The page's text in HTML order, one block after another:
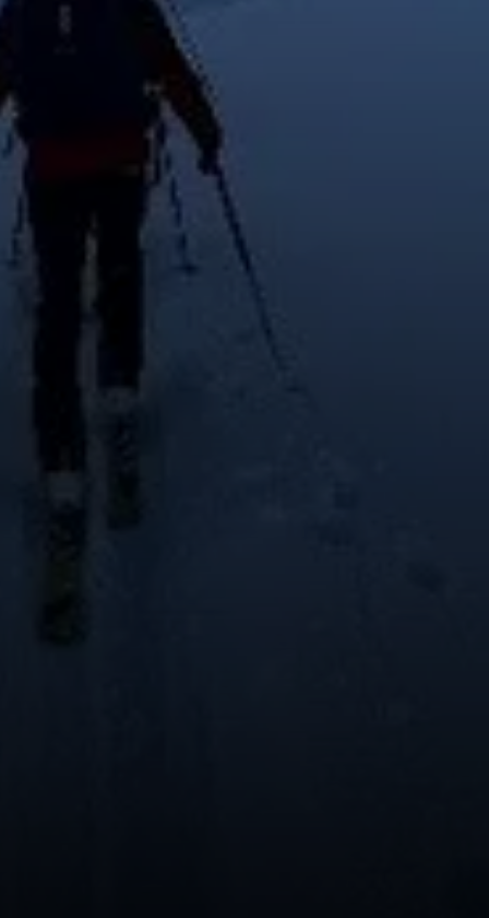
© Cristina Gaertner